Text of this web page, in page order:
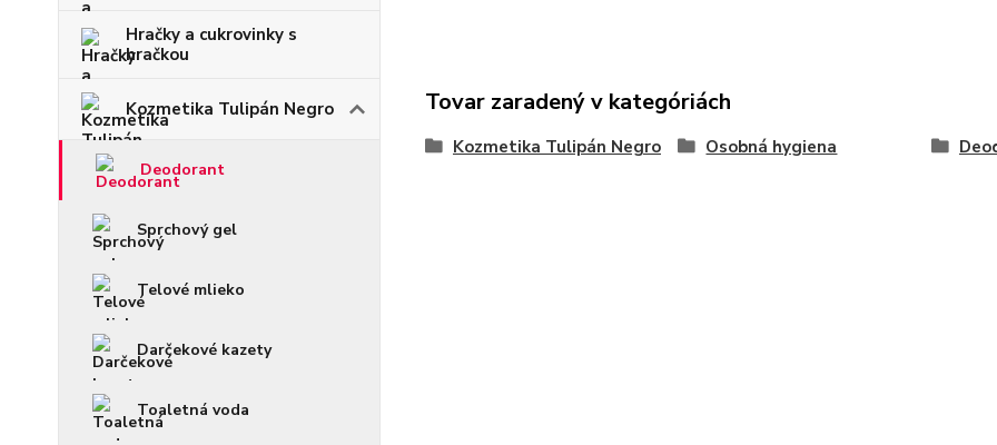
Hračky a cukrovinky s
hračkou
Kozmetika Tulipán Negro
Deodorant
Sprchový gel
Telové mlieko
Darčekové kazety
Toaletná voda
Tovar zaradený v kategóriách
Kozmetika Tulipán Negro Osobná hygiena